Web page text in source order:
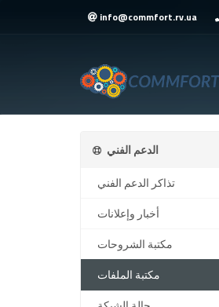
info@commfort.rv.ua
الدعم الفني
تذاكر الدعم الفني
أخبار وإعلانات
مكتبة الشروحات
مكتبة الملفات